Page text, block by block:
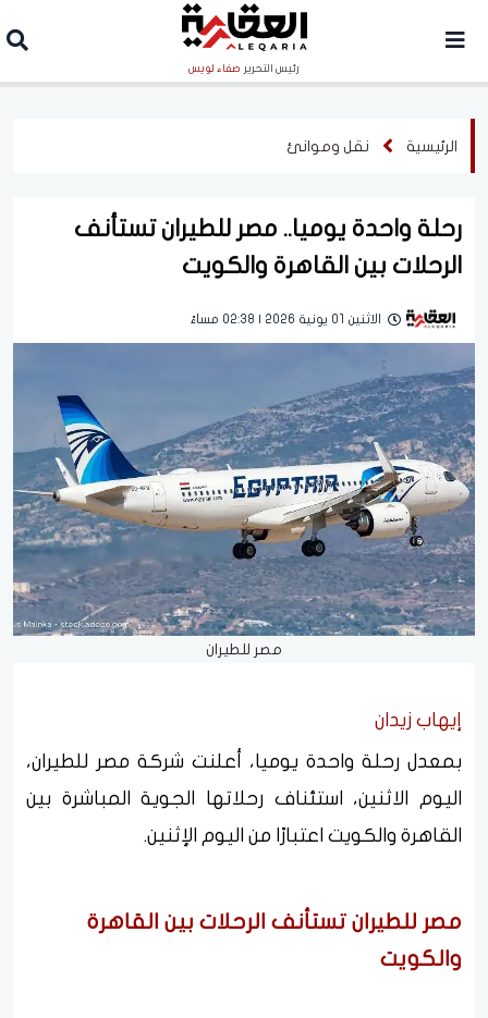
رئيس التحرير صفاء لويس
الرئيسية نقل وموانئ
رحلة واحدة يوميا.. مصر للطيران تستأنف
الرحلات بين القاهرة والكويت
الاثنين 01 يونية 2026 | 02:38 مساءً
مصر للطيران
إيهاب زيدان
بمعدل رحلة واحدة يوميا، أعلنت شركة مصر للطيران،
اليوم الاثنين، استئناف رحلاتها الجوية المباشرة بين
القاهرة والكويت اعتبارًا من اليوم الإثنين.
مصر للطيران تستأنف الرحلات بين القاهرة
والكويت